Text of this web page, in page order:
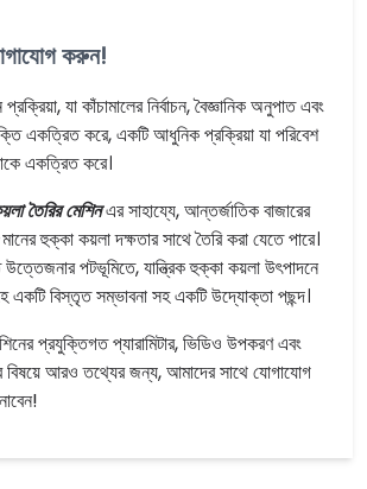
করুন!
যা কাঁচামালের নির্বাচন, বৈজ্ঞানিক অনুপাত এবং
একত্রিত করে, একটি আধুনিক প্রক্রিয়া যা পরিবেশ
একত্রিত করে।
তৈরির মেশিনএর সাহায্যে, আন্তর্জাতিক বাজারের
হুক্কা কয়লা দক্ষতার সাথে তৈরি করা যেতে পারে।
উত্তেজনার পটভূমিতে, যান্ত্রিক হুক্কা কয়লা উৎপাদনে
একটি বিস্তৃত সম্ভাবনা সহ একটি উদ্যোক্তা পছন্দ।
প্রযুক্তিগত প্যারামিটার, ভিডিও উপকরণ এবং
বিষয়ে আরও তথ্যের জন্য, আমাদের সাথে যোগাযোগ